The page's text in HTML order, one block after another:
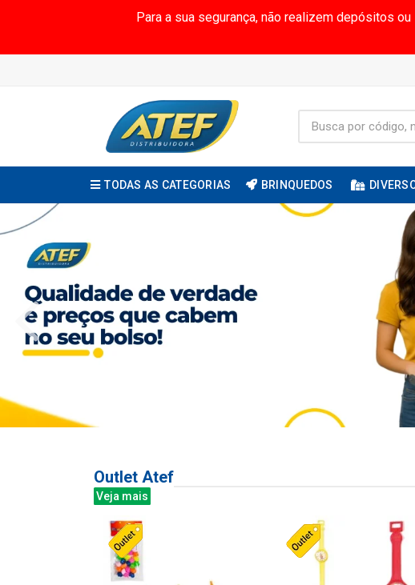
Para a sua segurança, não realizem depósitos
TODAS AS CATEGORIAS BRINQUEDOS
Outlet Atef
Veja mais